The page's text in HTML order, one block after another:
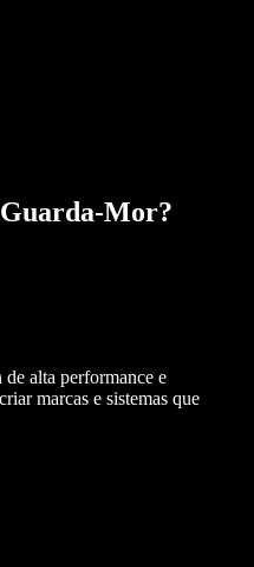
Guarda-Mor?
alta performance e
marcas e sistemas que